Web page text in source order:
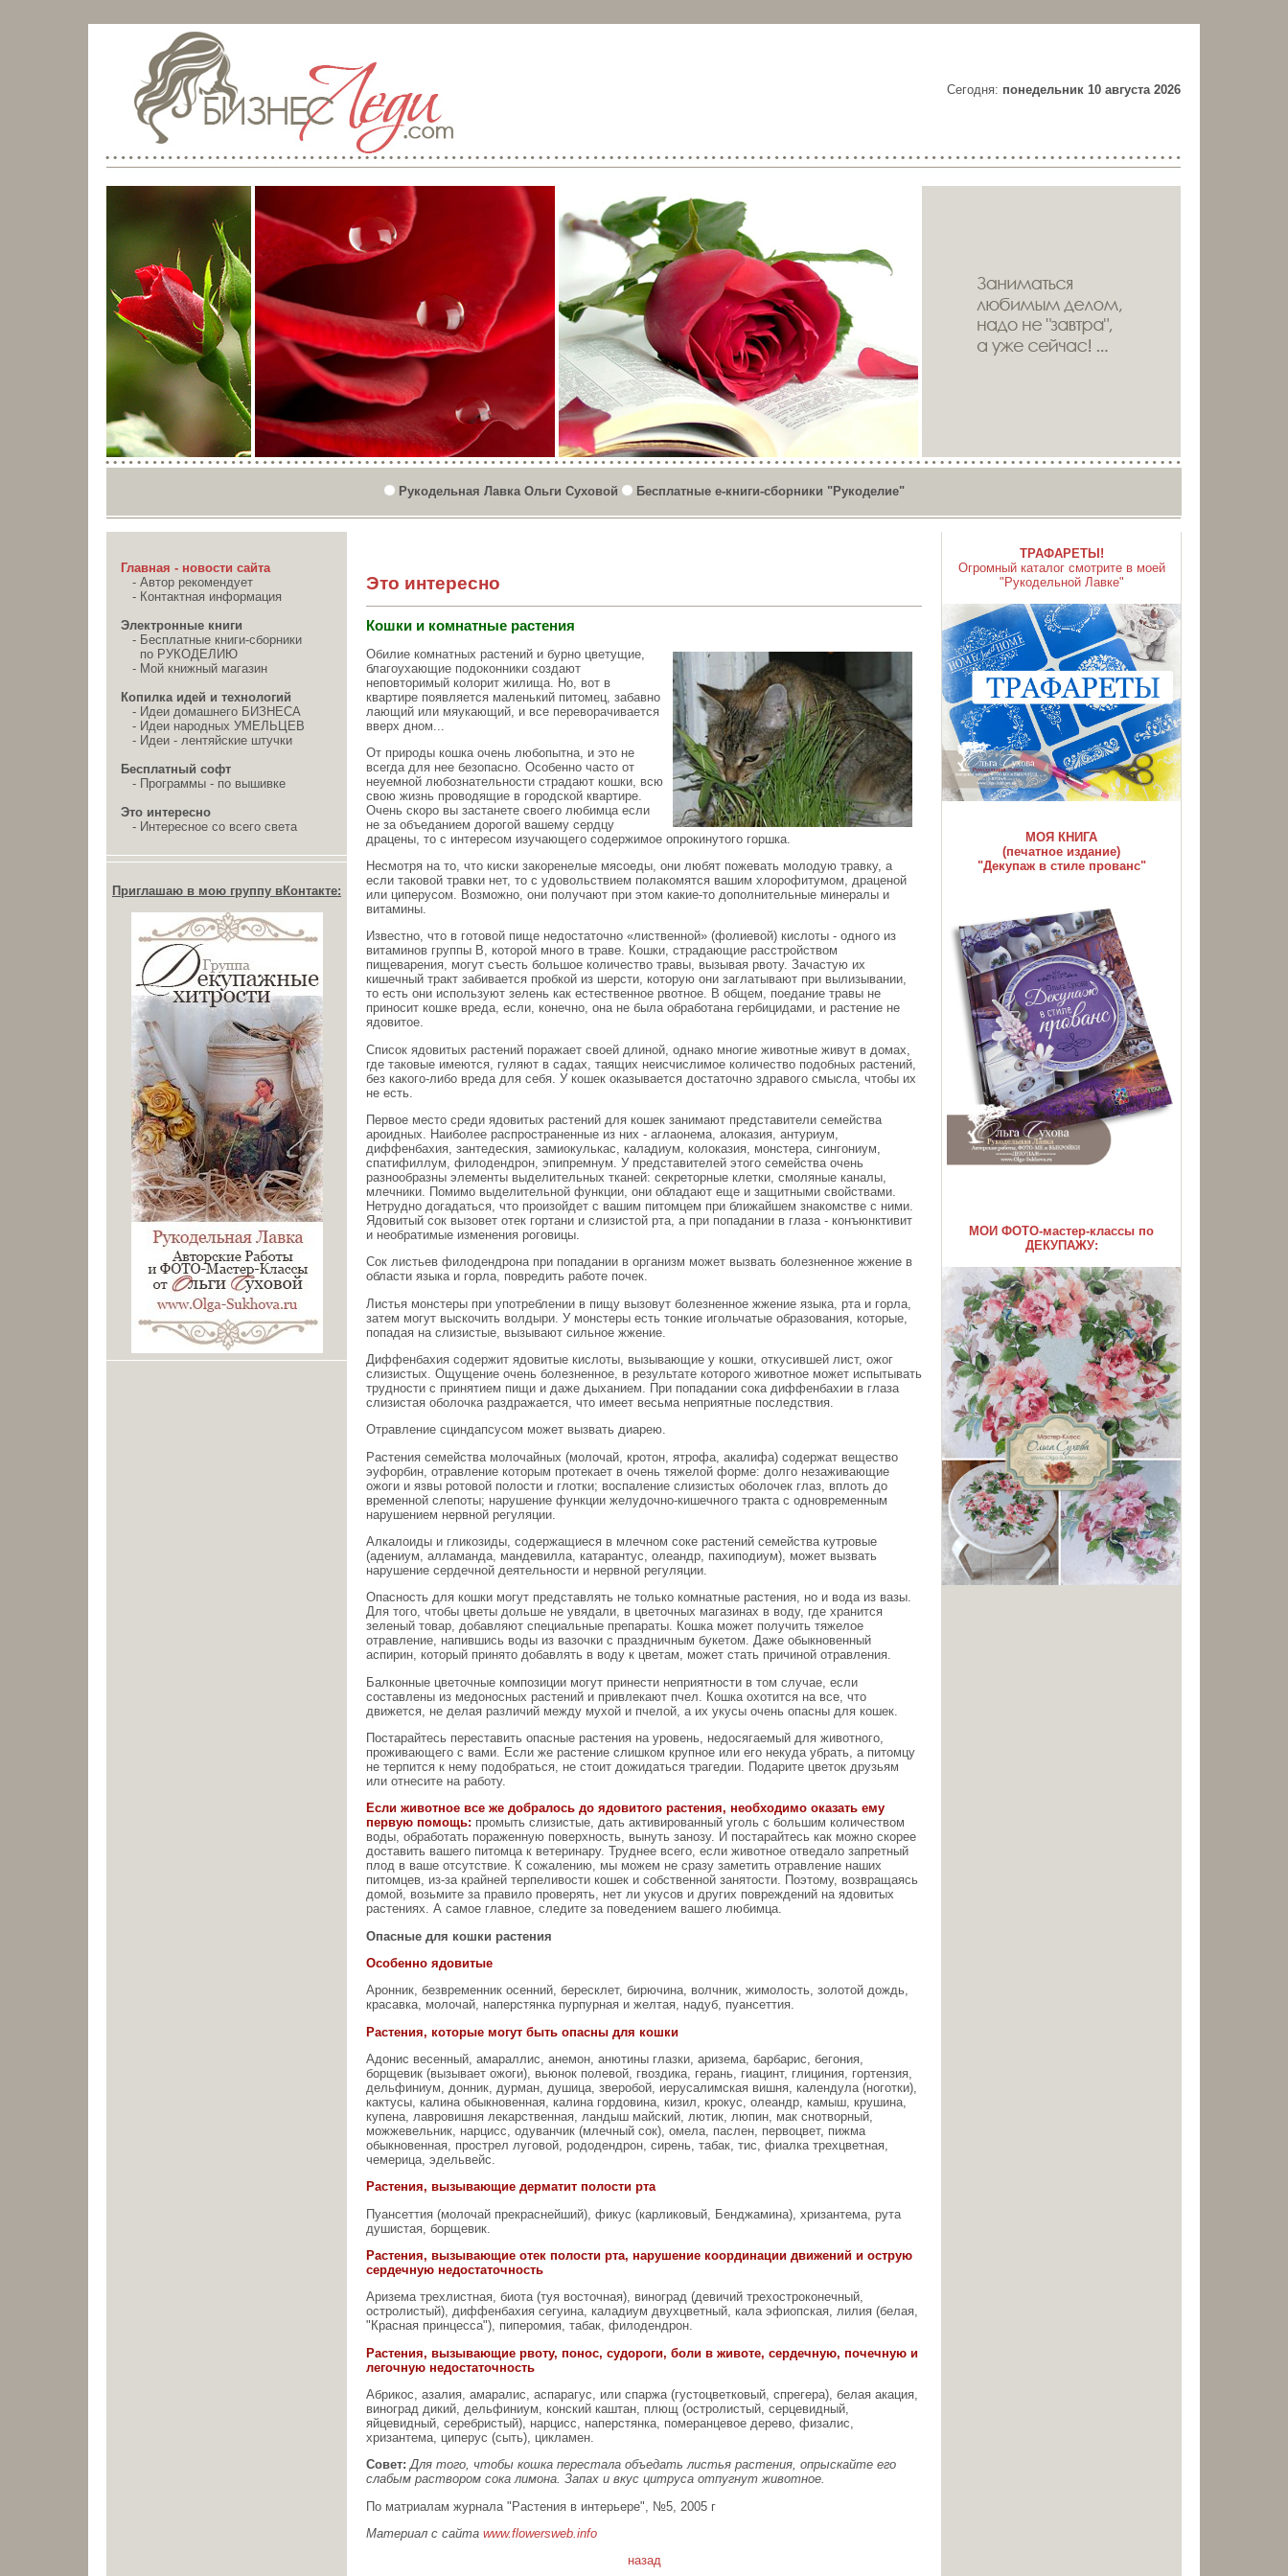
Cегодня: понедельник 10 августа 2026
Рукодельная Лавка Ольги Суховой Бесплатные е-книги-сборники "Рукоделие"
Главная - новости сайта
- Автор рекомендует
- Контактная информация
Электронные книги
- Бесплатные книги-сборники
по РУКОДЕЛИЮ
- Мой книжный магазин
Копилка идей и технологий
- Идеи домашнего БИЗНЕСА
- Идеи народных УМЕЛЬЦЕВ
- Идеи - лентяйские штучки
Бесплатный софт
- Программы - по вышивке
Это интересно
- Интересное со всего света
Приглашаю в мою группу вКонтакте:
Это интересно
Кошки и комнатные растения
Обилие комнатных растений и бурно цветущие,
благоухающие подоконники создают
неповторимый колорит жилища. Но, вот в
квартире появляется маленький питомец, забавно
лающий или мяукающий, и все переворачивается
вверх дном...
От природы кошка очень любопытна, и это не
всегда для нее безопасно. Особенно часто от
неуемной любознательности страдают кошки, всю
свою жизнь проводящие в городской квартире.
Очень скоро вы застанете своего любимца если
не за объеданием дорогой вашему сердцу
драцены, то с интересом изучающего содержимое опрокинутого горшка.
Несмотря на то, что киски закоренелые мясоеды, они любят пожевать молодую травку, а
если таковой травки нет, то с удовольствием полакомятся вашим хлорофитумом, драценой
или циперусом. Возможно, они получают при этом какие-то дополнительные минералы и
витамины.
Известно, что в готовой пище недостаточно «лиственной» (фолиевой) кислоты - одного из
витаминов группы В, которой много в траве. Кошки, страдающие расстройством
пищеварения, могут съесть большое количество травы, вызывая рвоту. Зачастую их
кишечный тракт забивается пробкой из шерсти, которую они заглатывают при вылизывании,
то есть они используют зелень как естественное рвотное. В общем, поедание травы не
приносит кошке вреда, если, конечно, она не была обработана гербицидами, и растение не
ядовитое.
Список ядовитых растений поражает своей длиной, однако многие животные живут в домах,
где таковые имеются, гуляют в садах, таящих неисчислимое количество подобных растений,
без какого-либо вреда для себя. У кошек оказывается достаточно здравого смысла, чтобы их
не есть.
Первое место среди ядовитых растений для кошек занимают представители семейства
ароидных. Наиболее распространенные из них - аглаонема, алоказия, антуриум,
диффенбахия, зантедеския, замиокулькас, каладиум, колоказия, монстера, сингониум,
спатифиллум, филодендрон, эпипремнум. У представителей этого семейства очень
разнообразны элементы выделительных тканей: секреторные клетки, смоляные каналы,
млечники. Помимо выделительной функции, они обладают еще и защитными свойствами.
Нетрудно догадаться, что произойдет с вашим питомцем при ближайшем знакомстве с ними.
Ядовитый сок вызовет отек гортани и слизистой рта, а при попадании в глаза - конъюнктивит
и необратимые изменения роговицы.
Сок листьев филодендрона при попадании в организм может вызвать болезненное жжение в
области языка и горла, повредить работе почек.
Листья монстеры при употреблении в пищу вызовут болезненное жжение языка, рта и горла,
затем могут выскочить волдыри. У монстеры есть тонкие игольчатые образования, которые,
попадая на слизистые, вызывают сильное жжение.
Диффенбахия содержит ядовитые кислоты, вызывающие у кошки, откусившей лист, ожог
слизистых. Ощущение очень болезненное, в результате которого животное может испытывать
трудности с принятием пищи и даже дыханием. При попадании сока диффенбахии в глаза
слизистая оболочка раздражается, что имеет весьма неприятные последствия.
Отравление сциндапсусом может вызвать диарею.
Растения семейства молочайных (молочай, кротон, ятрофа, акалифа) содержат вещество
эуфорбин, отравление которым протекает в очень тяжелой форме: долго незаживающие
ожоги и язвы ротовой полости и глотки; воспаление слизистых оболочек глаз, вплоть до
временной слепоты; нарушение функции желудочно-кишечного тракта с одновременным
нарушением нервной регуляции.
Алкалоиды и гликозиды, содержащиеся в млечном соке растений семейства кутровые
(адениум, алламанда, мандевилла, катарантус, олеандр, пахиподиум), может вызвать
нарушение сердечной деятельности и нервной регуляции.
Опасность для кошки могут представлять не только комнатные растения, но и вода из вазы.
Для того, чтобы цветы дольше не увядали, в цветочных магазинах в воду, где хранится
зеленый товар, добавляют специальные препараты. Кошка может получить тяжелое
отравление, напившись воды из вазочки с праздничным букетом. Даже обыкновенный
аспирин, который принято добавлять в воду к цветам, может стать причиной отравления.
Балконные цветочные композиции могут принести неприятности в том случае, если
составлены из медоносных растений и привлекают пчел. Кошка охотится на все, что
движется, не делая различий между мухой и пчелой, а их укусы очень опасны для кошек.
Постарайтесь переставить опасные растения на уровень, недосягаемый для животного,
проживающего с вами. Если же растение слишком крупное или его некуда убрать, а питомцу
не терпится к нему подобраться, не стоит дожидаться трагедии. Подарите цветок друзьям
или отнесите на работу.
Если животное все же добралось до ядовитого растения, необходимо оказать ему
первую помощь: промыть слизистые, дать активированный уголь с большим количеством
воды, обработать пораженную поверхность, вынуть занозу. И постарайтесь как можно скорее
доставить вашего питомца к ветеринару. Труднее всего, если животное отведало запретный
плод в ваше отсутствие. К сожалению, мы можем не сразу заметить отравление наших
питомцев, из-за крайней терпеливости кошек и собственной занятости. Поэтому, возвращаясь
домой, возьмите за правило проверять, нет ли укусов и других повреждений на ядовитых
растениях. А самое главное, следите за поведением вашего любимца.
Опасные для кошки растения
Особенно ядовитые
Аронник, безвременник осенний, бересклет, бирючина, волчник, жимолость, золотой дождь,
красавка, молочай, наперстянка пурпурная и желтая, надуб, пуансеттия.
Растения, которые могут быть опасны для кошки
Адонис весенный, амараллис, анемон, анютины глазки, аризема, барбарис, бегония,
борщевик (вызывает ожоги), вьюнок полевой, гвоздика, герань, гиацинт, глициния, гортензия,
дельфиниум, донник, дурман, душица, зверобой, иерусалимская вишня, календула (ноготки),
кактусы, калина обыкновенная, калина гордовина, кизил, крокус, олеандр, камыш, крушина,
купена, лавровишня лекарственная, ландыш майский, лютик, люпин, мак снотворный,
можжевельник, нарцисс, одуванчик (млечный сок), омела, паслен, первоцвет, пижма
обыкновенная, прострел луговой, рододендрон, сирень, табак, тис, фиалка трехцветная,
чемерица, эдельвейс.
Растения, вызывающие дерматит полости рта
Пуансеттия (молочай прекраснейший), фикус (карликовый, Бенджамина), хризантема, рута
душистая, борщевик.
Растения, вызывающие отек полости рта, нарушение координации движений и острую
сердечную недостаточность
Аризема трехлистная, биота (туя восточная), виноград (девичий трехостроконечный,
остролистый), диффенбахия сегуина, каладиум двухцветный, кала эфиопская, лилия (белая,
"Красная принцесса"), пиперомия, табак, филодендрон.
Растения, вызывающие рвоту, понос, судороги, боли в животе, сердечную, почечную и
легочную недостаточность
Абрикос, азалия, амаралис, аспарагус, или спаржа (густоцветковый, спрегера), белая акация,
виноград дикий, дельфиниум, конский каштан, плющ (остролистый, серцевидный,
яйцевидный, серебристый), нарцисс, наперстянка, померанцевое дерево, физалис,
хризантема, циперус (сыть), цикламен.
Совет: Для того, чтобы кошка перестала объедать листья растения, опрыскайте его
слабым раствором сока лимона. Запах и вкус цитруса отпугнут животное.
По матриалам журнала "Растения в интерьере", №5, 2005 г
Материал с сайта www.flowersweb.info
назад
ТРАФАРЕТЫ!
Огромный каталог смотрите в моей
"Рукодельной Лавке"
МОЯ КНИГА
(печатное издание)
"Декупаж в стиле прованс"
МОИ ФОТО-мастер-классы по
ДЕКУПАЖУ: